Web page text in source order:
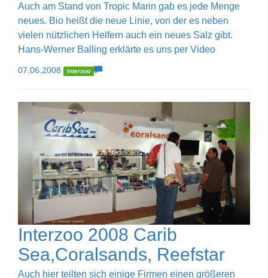
Auch am Stand von Tropic Marin gab es jede Menge
neues. Bio heißt die neue Linie, von der es neben
vielen nützlichen Helfern auch ein neues Salz gibt.
Hans-Werner Balling erklärte es uns per Video
07.06.2008 Interzoo
Interzoo 2008 Carib
Sea,Coralsands, Reefstar
Auch hier teilten sich einige Firmen einen größeren